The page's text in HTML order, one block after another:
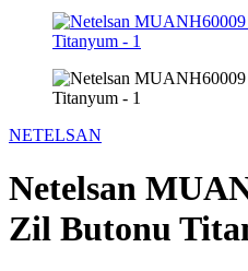
NETELSAN
Netelsan
Zil Butonu